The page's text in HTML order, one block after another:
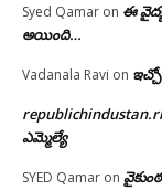
Syed Qamar on ఈ
అయింది…
Vadanala Ravi on
ఎమ్మెల్యే
SYED Qamar on